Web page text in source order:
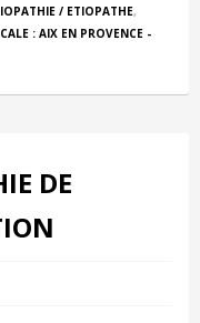
/ ETIOPATHE,
: AIX EN PROVENCE -
DE